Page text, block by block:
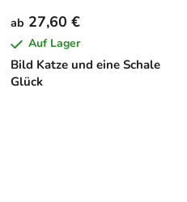
Bild Katze und eine Schale
Glück
ab 27,60 €
Auf Lager